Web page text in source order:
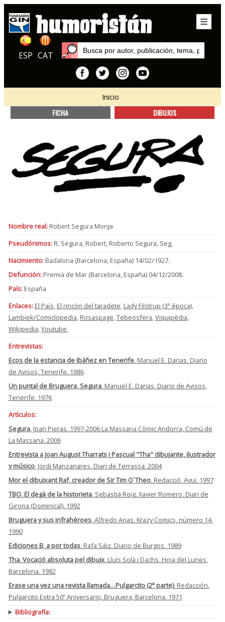
ESP CAT
Inicio
Autores
FICHA DIBUJOS
Nombre real:Robert Segura Monje
Pseudónimos:R. Segura, Robert, Roberto Segura, Seg,
Nacimiento:Badalona (Barcelona, España) 14/02/1927.
Defunción:Premià de Mar (Barcelona, España) 04/12/2008.
País:España
Enlaces: El País, El rincón del taradete, Lady Filstrup (3ª época),
Lambiek/Comiclopedia, Rosaspage,Tebeosfera,Viquipèdia,
Wikipedia,Youtube,
Entrevistas:
Ecos de la estancia de Ibáñez en Tenerife. Manuel E. Darias. Diario
de Avisos, Tenerife. 1986
Un puntal de Bruguera, Segura. Manuel E. Darias. Diario de Avisos,
Tenerife. 1976
Artículos:
Segura. Joan Pieras. 1997-2006 La Massana Còmic Andorra, Comú de
La Massana. 2006
Entrevista a Joan August Tharrats i Pascual "Tha" dibujante, ilustrador
y músico. Jordi Manzanares. Diari de Terrassa. 2004
Mor el dibuixant Raf, creador de Sir Tim O`Theo. Redacció. Avui. 1997
TBO. El degà de la historieta. Sebastià Roig, Xavier Romero. Diari de
Girona (Dominical). 1992
Bruguera y sus infrahéroes. Alfredo Arias. Krazy Comics, número 14.
1990
Ediciones B, a por todas. Rafa Sáiz. Diario de Burgos. 1989
Tha. Vocació absoluta pel dibuix. Lluís Solà i Dachs. Hoja del Lunes,
Barcelona. 1982
Erase una vez una revista llamada…Pulgarcito (2ª parte). Redacción.
Pulgarcito Extra 50º Aniversario, Bruguera, Barcelona. 1971
Bibliografía: